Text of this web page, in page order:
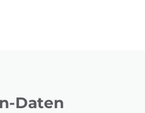
Daten